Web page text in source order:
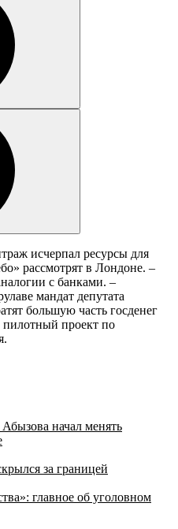
исчерпал ресурсы для
рассмотрят в Лондоне. –
с банками. –
мандат депутата
большую часть госденег
пилотный проект по
начал менять
за границей
главное об уголовном